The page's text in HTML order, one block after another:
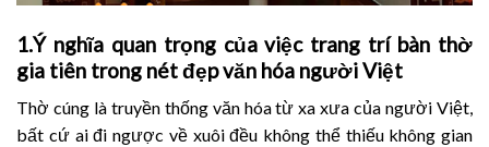
1.Ý nghĩa quan trọng của việc trang trí bàn thờ
gia tiên trong nét đẹp văn hóa người Việt
Thờ cúng là truyền thống văn hóa từ xa xưa của người Việt,
bất cứ ai đi ngược về xuôi đều không thể thiếu không gian